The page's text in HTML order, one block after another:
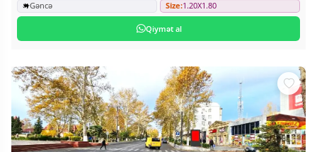
Gəncə
Size:1.20X1.80
Qiymət al